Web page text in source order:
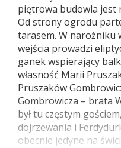
piętrowa budowla jest
Od strony ogrodu
tarasem. W narożniku
wejścia prowadzi
ganek wspierający
własność Marii
Pruszaków
Gombrowicza – brata
był tu częstym
dojrzewania i
obecnie jedyne na